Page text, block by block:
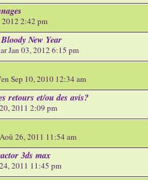
2012 2:42 pm
New Year
Jan 03, 2012 6:15 pm
Sep 10, 2010 12:34 am
retours et/ou des avis?
2011 2:09 pm
26, 2011 11:54 am
3ds max
2011 11:45 pm